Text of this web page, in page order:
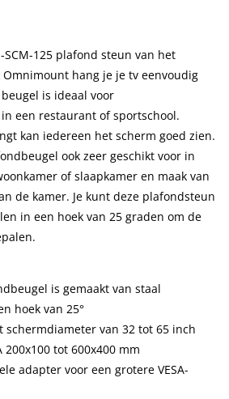
125 plafond steun van het
hang je je tv eenvoudig
is ideaal voor
een restaurant of sportschool.
kan iedereen het scherm goed zien.
ook zeer geschikt voor in
of slaapkamer en maak van
de kamer. Je kunt deze plafondsteun
in een hoek van 25 graden om de
is gemaakt van staal
hoek van 25°
schermdiameter van 32 tot 65 inch
200x100 tot 600x400 mm
adapter voor een grotere VESA-